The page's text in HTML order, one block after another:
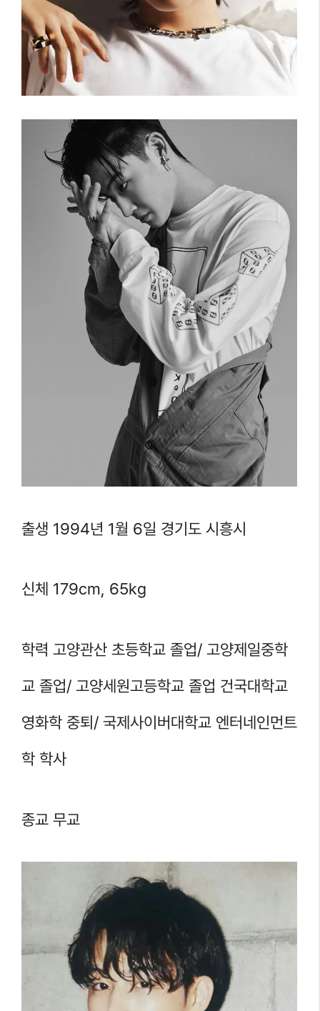
출생 1994년 1월 6일 경기도 시흥시
신체 179cm, 65kg
학력 고양관산 초등학교 졸업/ 고양제일중학
교 졸업/ 고양세원고등학교 졸업 건국대학교
영화학 중퇴/ 국제사이버대학교 엔터네인먼트
학 학사
종교 무교